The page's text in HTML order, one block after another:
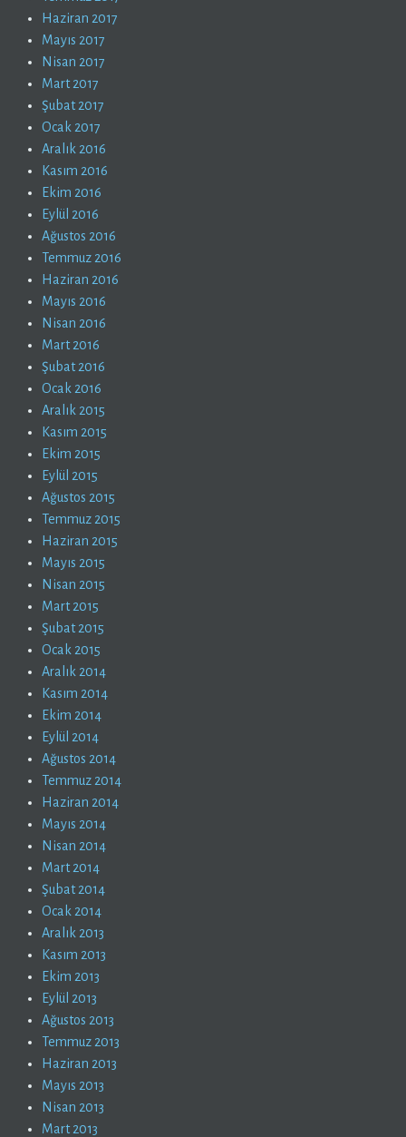
Haziran 2017
Mayıs 2017
Nisan 2017
Mart 2017
Şubat 2017
Ocak 2017
Aralık 2016
Kasım 2016
Ekim 2016
Eylül 2016
Ağustos 2016
Temmuz 2016
Haziran 2016
Mayıs 2016
Nisan 2016
Mart 2016
Şubat 2016
Ocak 2016
Aralık 2015
Kasım 2015
Ekim 2015
Eylül 2015
Ağustos 2015
Temmuz 2015
Haziran 2015
Mayıs 2015
Nisan 2015
Mart 2015
Şubat 2015
Ocak 2015
Aralık 2014
Kasım 2014
Ekim 2014
Eylül 2014
Ağustos 2014
Temmuz 2014
Haziran 2014
Mayıs 2014
Nisan 2014
Mart 2014
Şubat 2014
Ocak 2014
Aralık 2013
Kasım 2013
Ekim 2013
Eylül 2013
Ağustos 2013
Temmuz 2013
Haziran 2013
Mayıs 2013
Nisan 2013
Mart 2013